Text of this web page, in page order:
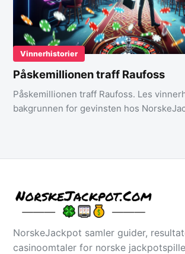
Vinnerhistorier
Påskemillionen traff Raufoss
Påskemillionen traff Raufoss. Les
bakgrunnen for gevinsten hos
NorskeJackpot samler guider,
casinoomtaler for norske